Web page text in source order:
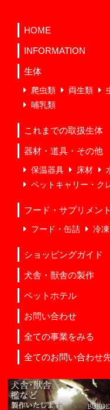
HOME
INFORMATION
生体
爬虫類 両生類
哺乳類
これまでの取扱生体
器材・道具・その他
保温器具 床材
ペットキャリー・ク
フード・サプリメント
フード・缶詰 冷
ショッピングガイド
犬舎・獣舎の製作
ペットホテル
お問い合わせ
全ての事業をみる
全てのお問い合わせ